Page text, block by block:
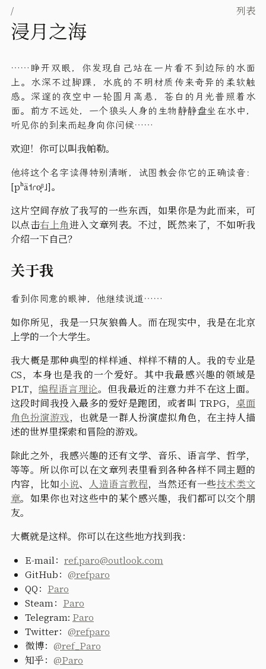
/ 列表
浸月之海
……睁开双眼，你发现自己站在一片看不到边际的水面
上。水深不过脚踝，水底的不明材质传来奇异的柔软触
感。深邃的夜空中一轮圆月高悬，苍白的月光普照着水
面。前方不远处，一个狼头人身的生物静静盘坐在水中，
听见你的到来而起身向你问候……
欢迎！你可以叫我帕勒。
他将这个名字读得特别清晰，试图教会你它的正确读音：
[pʰä˦ɾo̞ᵝ˩]。
这片空间存放了我写的一些东西，如果你是为此而来，可
以点击右上角进入文章列表。不过，既然来了，不如听我
介绍一下自己？
关于我
看到你同意的眼神，他继续说道……
如你所见，我是一只灰狼兽人。而在现实中，我是在北京
上学的一个大学生。
我大概是那种典型的样样通、样样不精的人。我的专业是
CS，本身也是我的一个爱好。其中我最感兴趣的领域是
PLT，编程语言理论。但我最近的注意力并不在这上面。
这段时间我投入最多的爱好是跑团，或者叫 TRPG， 桌面
角色扮演游戏，也就是一群人扮演虚拟角色，在主持人描
述的世界里探索和冒险的游戏。
除此之外，我感兴趣的还有文学、音乐、语言学、哲学，
等等。所以你可以在文章列表里看到各种各样不同主题的
内容，比如小说、 人造语言教程，当然还有一些技术类文
章。如果你也对这些中的某个感兴趣，我们都可以交个朋
友。
大概就是这样。你可以在这些地方找到我：
E-mail： ref.paro@outlook.com
GitHub： @refparo
QQ： Paro
Steam： Paro
Telegram: Paro
Twitter： @refparo
微博： @ref_Paro
知乎： @Paro